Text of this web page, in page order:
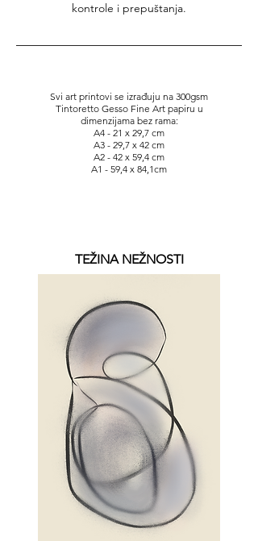
kontrole i prepuštanja.
Svi art printovi se izrađuju na 300gsm
Tintoretto Gesso Fine Art papiru u
dimenzijama bez rama:
A4 - 21 x 29,7 cm
A3 - 29,7 x 42 cm
A2 - 42 x 59,4 cm
A1 - 59,4 x 84,1cm
TEŽINA NEŽNOSTI